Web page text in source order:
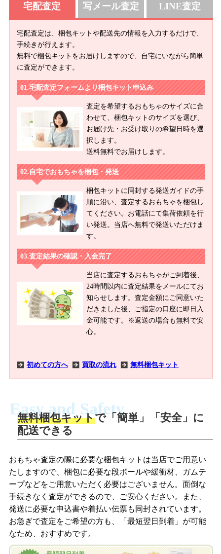
宅配査定
宅配査定は、梱包キットや配送先の情報を入力するだけで、
手続きが行えます。
無料で梱包キットをお届けしますので、自宅にいながら簡単
に査定ができます。
宅配査定フォームより梱包キット申込み
査定を希望するおもちゃのサイズに合
わせて、梱包キットのサイズを選び、
お届け先・お受け取りの希望日時を選
択します。
送料無料でお届けします。
自宅でおもちゃを梱包・発送
梱包キットに同封する発送ガイドの手
順に沿い、査定するおもちゃを梱包し
てください。お電話にて集荷依頼を行
い発送。当店へ無料で発送いただけま
す。
査定結果の確認・入金完了
当店に査定するおもちゃがご到着後、
24時間以内に査定結果をメールにてお
知らせします。査定金額にご同意いた
だきました後、ご指定の口座に即日入
金可能です。※返送の場合も無料で安
心。
初めての方へ 買取の流れ 無料梱包キット
写メール査定
商品撮影
商品を撮影して、査定フォームから画像
を送信します。
梱包キットをメールで申し込み
査定結果をメールで確認し、梱包キット
を申し込みます。梱包キットは送料無料
でお届けします。
LINE査定
LINEの友だち追加・査定画像を送信
「ジョニージョイLINE査定」を友だちに
追加し、スマートフォンなどのカメラで
撮影したおもちゃの写真をトーク中に送
梱包キットをLINEで申し込み
査定結果をLINEで確認し、梱包キットを
申し込みます。梱包キットは送料無料で
Easy and Safety
無料梱包キットで「簡単」「安全」に
配送できる
おもちゃ査定の際に必要な梱包キットは当店でご用意い
たしますので、梱包に必要な段ボールや緩衝材、ガムテ
ープなどをご用意いただく必要はございません。面倒な
手続きなく査定ができるので、ご安心ください。また、
発送に必要な申込書や着払い伝票も同封されています。
お急ぎで査定をご希望の方も、「最短翌日到着」が可能
なため、おすすめです。